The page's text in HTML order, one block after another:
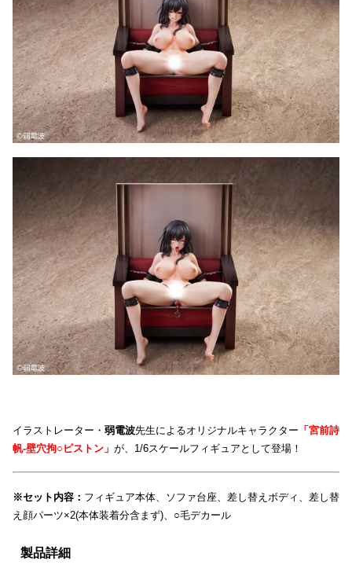
イラストレーター・ 弱電波先生によるオリジナルキャラクター 「宮前詩
帆-壁穴拘○ピストン」 が、1/6スケールフィギュアとして登場！
※セット内容： フィギュア本体、ソファ台座、差し替えボディ、差し替
え顔パーツ×2(本体装着分含まず)、○毛デカール
製品詳細